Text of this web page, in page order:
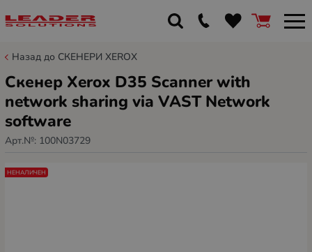
Назад до СКЕНЕРИ XEROX
Скенер Xerox D35 Scanner with
network sharing via VAST Network
software
Арт.№: 100N03729
НЕНАЛИЧЕН